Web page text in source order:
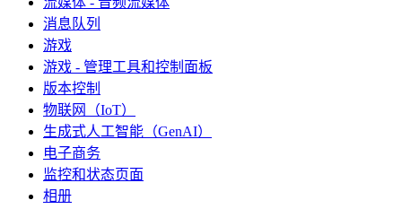
消息队列
游戏
游戏 - 管理工具和控制面板
版本控制
物联网（IoT）
生成式人工智能（GenAI）
电子商务
监控和状态页面
相册